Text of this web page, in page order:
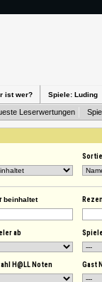
ist wer? Spiele: Luding
Leserwertungen
beinhaltet
ab
H@LL Noten Gast